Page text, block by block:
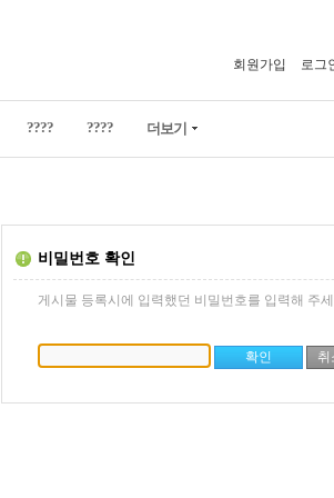
회원가입 로그
???? ???? 더보기
비밀번호 확인
게시물 등록시에 입력했던 비밀번호를 입력해 주